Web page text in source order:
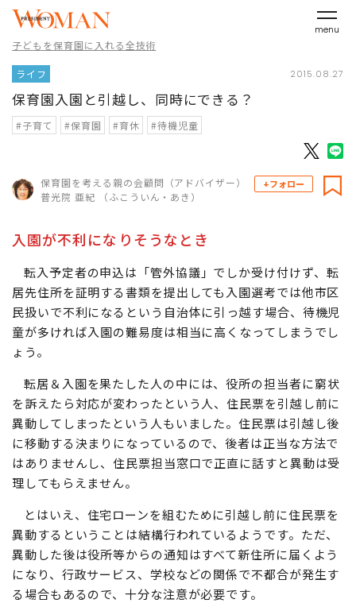
menu
子どもを保育園に入れる全技術
ライフ 2015.08.27
保育園入園と引越し、同時にできる？
#子育て #保育園 #育休 #待機児童
保育園を考える親の会顧問（アドバイザー）
普光院 亜紀 （ふこういん・あき）
+フォロー
入園が不利になりそうなとき
転入予定者の申込は「管外協議」でしか受け付けず、転
居先住所を証明する書類を提出しても入園選考では他市区
民扱いで不利になるという自治体に引っ越す場合、待機児
童が多ければ入園の難易度は相当に高くなってしまうでし
ょう。
転居＆入園を果たした人の中には、役所の担当者に窮状
を訴えたら対応が変わったという人、住民票を引越し前に
異動してしまったという人もいました。住民票は引越し後
に移動する決まりになっているので、後者は正当な方法で
はありませんし、住民票担当窓口で正直に話すと異動は受
理してもらえません。
とはいえ、住宅ローンを組むために引越し前に住民票を
異動するということは結構行われているようです。ただ、
異動した後は役所等からの通知はすべて新住所に届くよう
になり、行政サービス、学校などの関係で不都合が発生す
る場合もあるので、十分な注意が必要です。